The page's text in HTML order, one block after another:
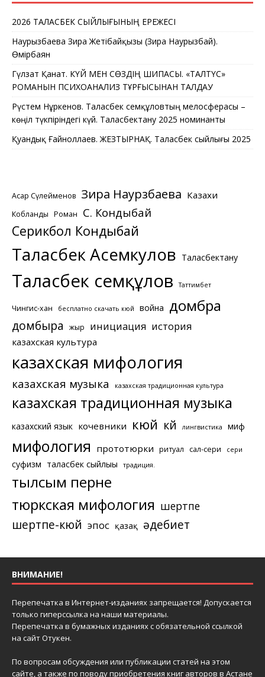
2026 ТАЛАСБЕК СЫЙЛЫҒЫНЫҢ ЕРЕЖЕСІ
Наурызбаева Зира Жетібайқызы (Зира Наурызбай).
Өмірбаян
Гүлзат Қанат. КҮЙ МЕН СӨЗДІҢ ШИПАСЫ. «ТАЛТҮС»
РОМАНЫН ПСИХОАНАЛИЗ ТҰРҒЫСЫНАН ТАЛДАУ
Рүстем Нұркенов. Таласбек Әсемқұловтың мелосферасы –
көңіл түкпіріндегі күй. Таласбектану 2025 номинанты
Қуандық Ғайноллаев. ЖЕЗТЫРНАҚ. Таласбек сыйлығы 2025
Асқар Сүлейменов Зира Наурзбаева Казахи
Кобланды Роман С. Кондыбай
Серикбол Кондыбай
Таласбек Асемкулов Таласбектану
Таласбек Әсемқұлов Таттимбет
Чингис-хан бесплатно скачать кюй война домбра
домбыра жыр инициация история
казахская культура
казахская мифология
казахская музыка казахская традиционная культура
казахская традиционная музыка
казахский язык кочевники кюй күй лингвистика миф
мифология прототюрки ритуал сал-сери сери
суфизм таласбек сыйлығы традиция.
тылсым перне
тюркская мифология шертпе
шертпе-кюй эпос қазақ әдебиет
ВНИМАНИЕ!
Перепечатка в Интернет-изданиях запрещается! Допускается
только гиперссылка на наши материалы.
Перепечатка в бумажных изданиях с обязательной ссылкой
на сайт Отукен.
По вопросам обсуждения или публикации статей на этом
сайте, а также по поводу приобретения книг авторов в Астане